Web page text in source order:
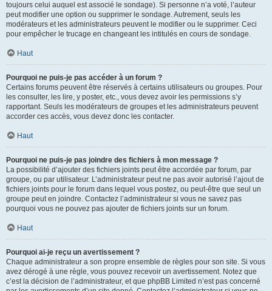
toujours celui auquel est associé le sondage). Si personne n’a voté, l’auteur
peut modifier une option ou supprimer le sondage. Autrement, seuls les
modérateurs et les administrateurs peuvent le modifier ou le supprimer. Ceci
pour empêcher le trucage en changeant les intitulés en cours de sondage.
Haut
Pourquoi ne puis-je pas accéder à un forum ?
Certains forums peuvent être réservés à certains utilisateurs ou groupes. Pour
les consulter, les lire, y poster, etc., vous devez avoir les permissions s’y
rapportant. Seuls les modérateurs de groupes et les administrateurs peuvent
accorder ces accès, vous devez donc les contacter.
Haut
Pourquoi ne puis-je pas joindre des fichiers à mon message ?
La possibilité d’ajouter des fichiers joints peut être accordée par forum, par
groupe, ou par utilisateur. L’administrateur peut ne pas avoir autorisé l’ajout de
fichiers joints pour le forum dans lequel vous postez, ou peut-être que seul un
groupe peut en joindre. Contactez l’administrateur si vous ne savez pas
pourquoi vous ne pouvez pas ajouter de fichiers joints sur un forum.
Haut
Pourquoi ai-je reçu un avertissement ?
Chaque administrateur a son propre ensemble de règles pour son site. Si vous
avez dérogé à une règle, vous pouvez recevoir un avertissement. Notez que
c’est la décision de l’administrateur, et que phpBB Limited n’est pas concerné